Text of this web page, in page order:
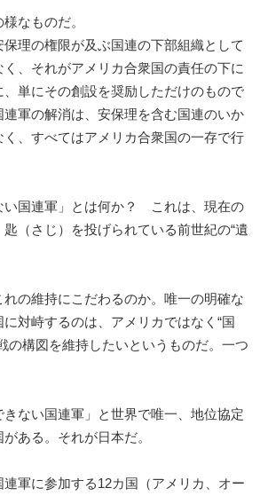
なものだ。
理の権限が及ぶ国連の下部組織として
、それがアメリカ合衆国の責任の下に
単にその創設を奨励しただけのもので
軍の解消は、安保理を含む国連のいか
、すべてはアメリカ合衆国の一存で行
国連軍」とは何か？ これは、現在の
（さじ）を投げられている前世紀の“遺
の維持にこだわるのか。唯一の明確な
対峙するのは、アメリカではなく“国
の構図を維持したいというものだ。一つ
ない国連軍」と世界で唯一、地位協定
ある。それが日本だ。
軍に参加する12カ国（アメリカ、オー